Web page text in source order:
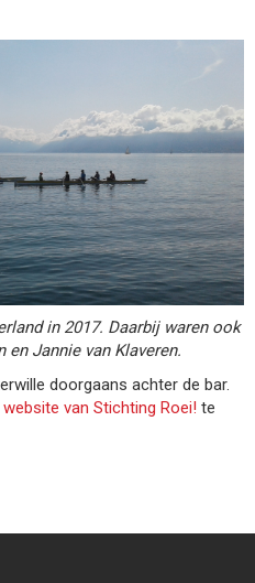
in 2017. Daarbij waren ook
en Jannie van Klaveren.
doorgaans achter de bar.
website van Stichting Roei! te